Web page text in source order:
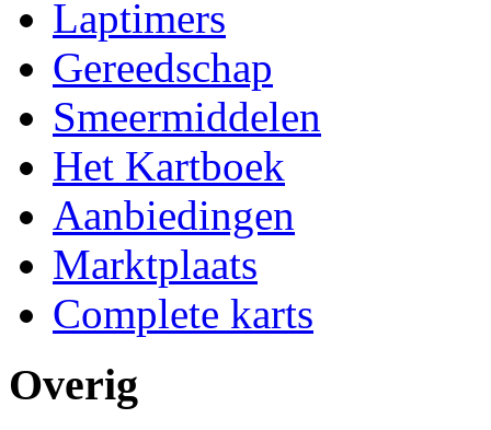
Laptimers
Gereedschap
Smeermiddelen
Het Kartboek
Aanbiedingen
Marktplaats
Complete karts
Overig